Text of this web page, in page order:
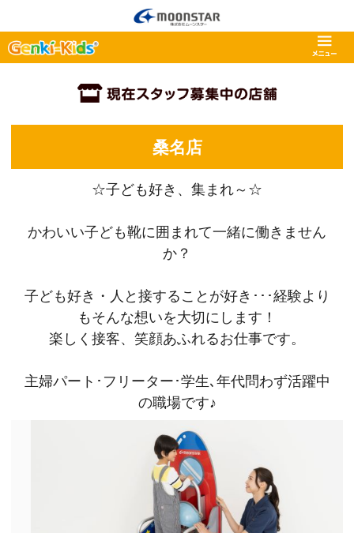
桑名店
☆子ども好き、集まれ～☆
かわいい子ども靴に囲まれて一緒に働きません
か？
子ども好き・人と接することが好き･･･経験より
もそんな想いを大切にします！
楽しく接客、笑顔あふれるお仕事です。
主婦パート･フリーター･学生､年代問わず活躍中
の職場です♪